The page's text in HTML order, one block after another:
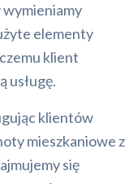
wymieniamy
elementy
klient
usługę.
klientów
mieszkaniowe z
się